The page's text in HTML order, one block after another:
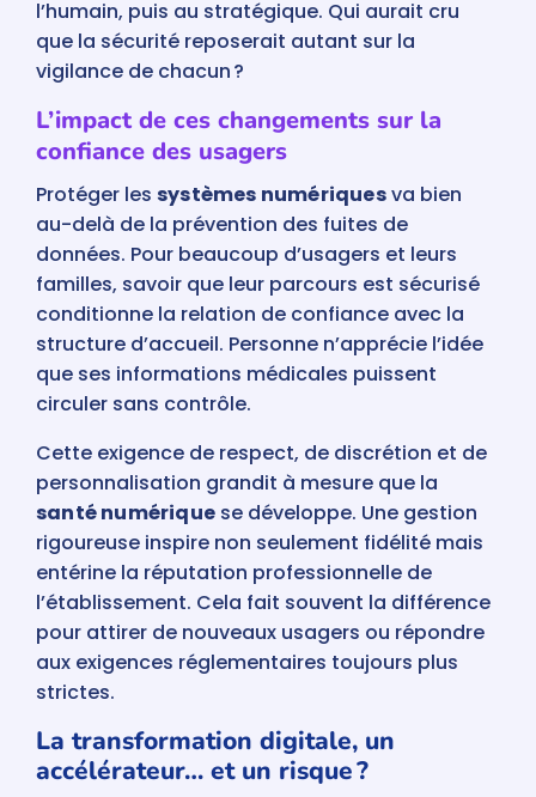
l’humain, puis au stratégique. Qui aurait cru
que la sécurité reposerait autant sur la
vigilance de chacun ?
L’impact de ces changements sur la
confiance des usagers
Protéger les systèmes numériquesva bien
au-delà de la prévention des fuites de
données. Pour beaucoup d’usagers et leurs
familles, savoir que leur parcours est sécurisé
conditionne la relation de confiance avec la
structure d’accueil. Personne n’apprécie l’idée
que ses informations médicales puissent
circuler sans contrôle.
Cette exigence de respect, de discrétion et de
personnalisation grandit à mesure que la
santé numérique se développe. Une gestion
rigoureuse inspire non seulement fidélité mais
entérine la réputation professionnelle de
l’établissement. Cela fait souvent la différence
pour attirer de nouveaux usagers ou répondre
aux exigences réglementaires toujours plus
strictes.
La transformation digitale, un
accélérateur… et un risque ?